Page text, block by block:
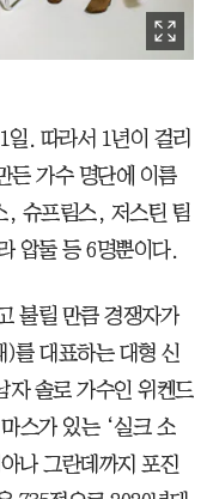
일. 따라서 1년이 걸리
든 가수 명단에 이름
, 슈프림스, 저스틴 팀
압둘 등 6명뿐이다.
불릴 만큼 경쟁자가
를 대표하는 대형 신
자 솔로 가수인 위켄드
스가 있는 ‘실크 소
나 그란데까지 포진